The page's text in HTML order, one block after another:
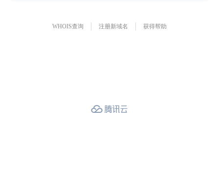
WHOIS查询 注册新域名 获得帮助